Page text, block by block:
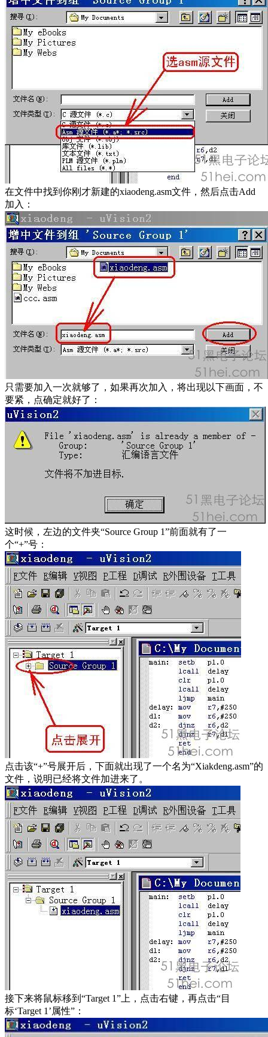
在文件中找到你刚才新建的xiaodeng.asm文件，然后点击Add
加入：
只需要加入一次就够了，如果再次加入，将出现以下画面，不
要紧，点确定就好了：
这时候，左边的文件夹“Source Group 1”前面就有了一
个“+”号：
点击该“+”号展开后，下面就出现了一个名为“Xiakdeng.asm”的
文件，说明已经将文件加进来了。
接下来将鼠标移到“Target 1”上，点击右键，再点击“目
标‘Target 1’属性”：